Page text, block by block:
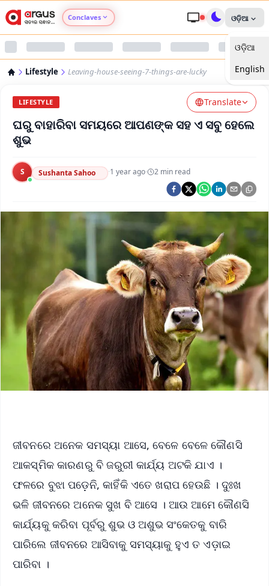
Conclaves
Argus Nari Shakti
Argus Swaad Odisha
ଓଡ଼ିଆ
ଓଡ଼ିଆ
English
Lifestyle Leaving-house-seeing-7-things-are-lucky
LIFESTYLE Translate
ଘରୁ ବାହାରିବା ସମୟରେ ଆପଣଙ୍କ ସହ ଏ ସବୁ ହେଲେ
ଶୁଭ
S Sushanta Sahoo ·1 year ago· 2 min read
ଜୀବନରେ ଅନେକ ସମସ୍ୟା ଆସେ, ବେଳେ ବେଳେ କୌଣସି
ଆକସ୍ମିକ କାରଣରୁ ବି ଜରୁରୀ କାର୍ଯ୍ୟ ଅଟକି ଯାଏ ।
ଫଳରେ ବୁଝା ପଡ଼େନି, କାହିଁକି ଏତେ ଖରାପ ହେଉଛି । ଦୁଃଖ
ଭଳି ଜୀବନରେ ଅନେକ ସୁଖ ବି ଆସେ । ଆଉ ଆମେ କୌଣସି
କାର୍ଯ୍ୟକୁ କରିବା ପୂର୍ବରୁ ଶୁଭ ଓ ଅଶୁଭ ସଂକେତକୁ ବାରି
ପାରିଲେ ଜୀବନରେ ଆସିବାକୁ ସମସ୍ୟାକୁ ହୁଏ ତ ଏଡ଼ାଇ
ପାରିବା ।